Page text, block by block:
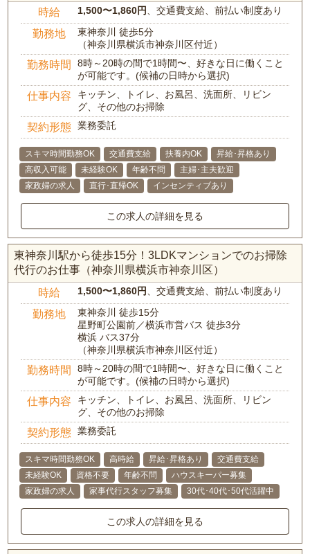
時給 1,500〜1,860円、交通費支給、前払い制度あり
勤務地
東神奈川 徒歩5分
（神奈川県横浜市神奈川区付近）
勤務時間
8時～20時の間で1時間〜、好きな日に働くこと
が可能です。(候補の日時から選択)
仕事内容
キッチン、トイレ、お風呂、洗面所、リビン
グ、その他のお掃除
契約形態 業務委託
スキマ時間勤務OK 交通費支給 扶養内OK
昇給･昇格あり
高収入可能
未経験OK 年齢不問
主婦･主夫歓迎
家政婦の求人
直行･直帰OK インセンティブあり
この求人の詳細を見る
東神奈川駅から徒歩15分！3LDKマンションでのお掃除
代行のお仕事（神奈川県横浜市神奈川区）
時給 1,500〜1,860円、交通費支給、前払い制度あり
勤務地
東神奈川 徒歩15分
星野町公園前／横浜市営バス 徒歩3分
横浜 バス37分
（神奈川県横浜市神奈川区付近）
勤務時間
8時～20時の間で1時間〜、好きな日に働くこと
が可能です。(候補の日時から選択)
仕事内容
キッチン、トイレ、お風呂、洗面所、リビン
グ、その他のお掃除
契約形態 業務委託
スキマ時間勤務OK 高時給 昇給･昇格あり
交通費支給
未経験OK
資格不要 年齢不問
ハウスキーパー募集
家政婦の求人
家事代行スタッフ募集 30代･40代･50代活躍中
この求人の詳細を見る